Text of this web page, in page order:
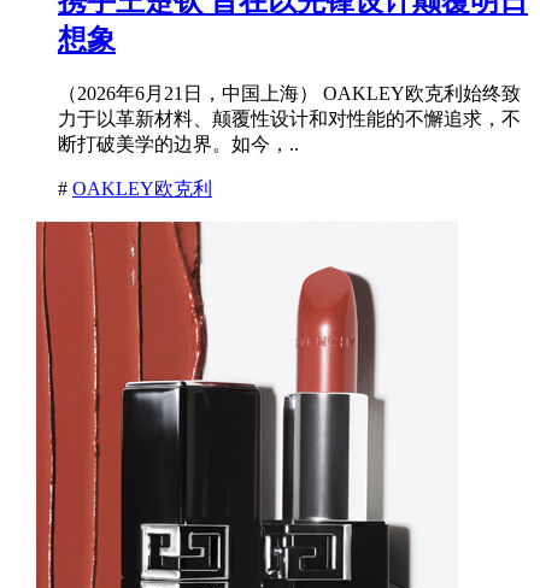
想象
（2026年6月21日，中国上海） OAKLEY欧克利始终致
力于以革新材料、颠覆性设计和对性能的不懈追求，不
断打破美学的边界。如今，..
# OAKLEY欧克利